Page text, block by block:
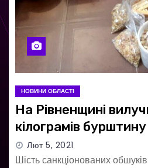
НОВИНИ ОБЛАСТІ
На Рівненщині
кілограмів бурштину
Лют 5, 2021
Шість санкціонованих